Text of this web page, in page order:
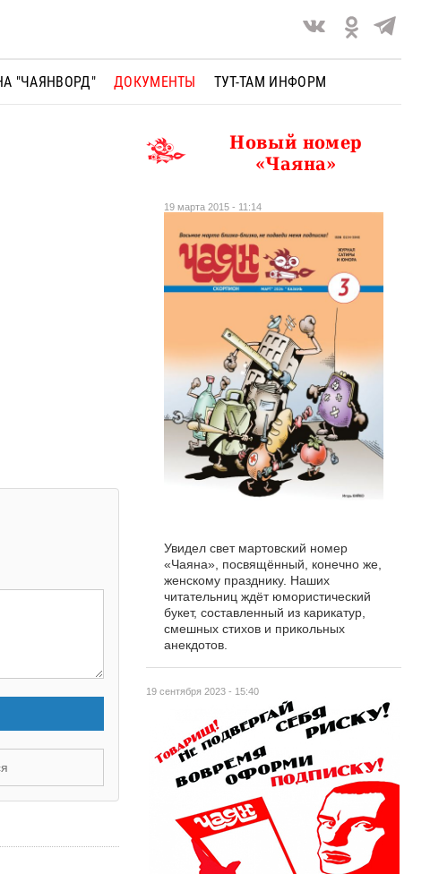
"ЧАЯНВОРД" ДОКУМЕНТЫ ТУТ-ТАМ ИНФОРМ
19 сентября 2023 - 15:40
Новый номер
«Чаяна»
19 марта 2015 - 11:14
Увидел свет мартовский номер
«Чаяна», посвящённый, конечно же,
женскому празднику. Наших
читательниц ждёт юмористический
букет, составленный из карикатур,
смешных стихов и прикольных
анекдотов.